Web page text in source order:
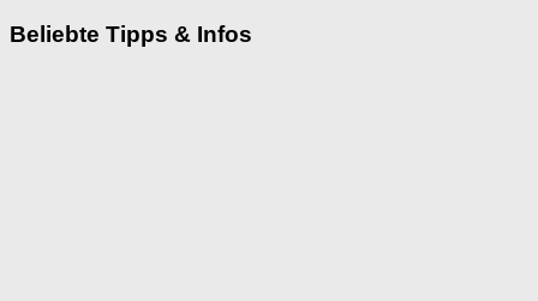
Beliebte Tipps & Infos